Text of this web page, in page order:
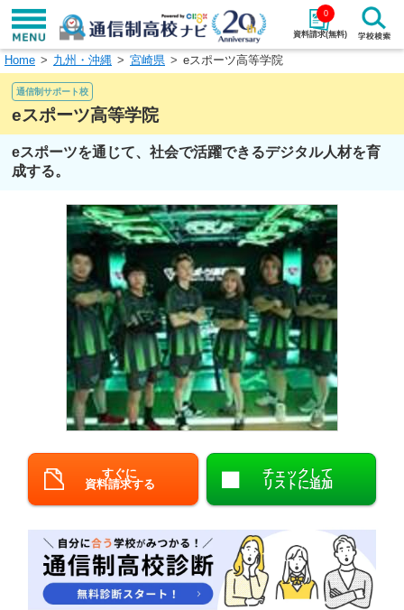
資料請求(無料)
0
学校名で探す
エリアから探す 特徴から探す
北海道・東北
北陸・甲信越
中国
九州・沖縄
閉じる
Home 九州・沖縄 宮崎県 eスポーツ高等学院
通信制サポート校
eスポーツ高等学院
eスポーツを通じて、社会で活躍できるデジタル人材を育
成する。
すぐに
資料請求する
チェックして
リストに追加